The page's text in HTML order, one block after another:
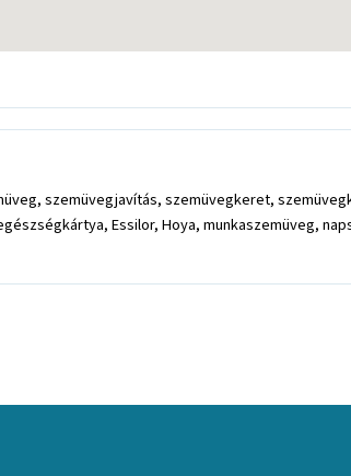
szemüvegjavítás, szemüvegkeret,
Essilor, Hoya, munkaszemüveg,